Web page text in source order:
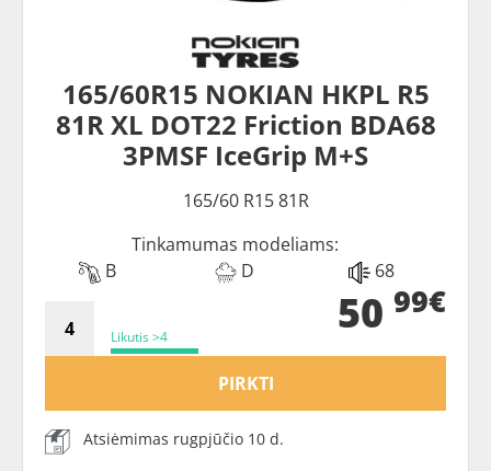
165/60R15 NOKIAN HKPL R5
81R XL DOT22 Friction BDA68
3PMSF IceGrip M+S
165/60 R15 81R
Tinkamumas modeliams:
B
D 68
Likutis >4 50 99€
PIRKTI
Atsiėmimas rugpjūčio 10 d.